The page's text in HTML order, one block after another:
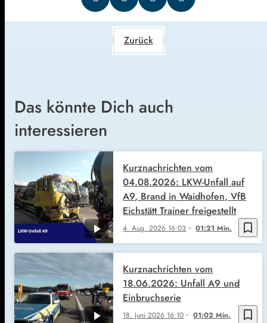
Zurück
Das könnte Dich auch
interessieren
bookmark_border
4. Aug. 2026 16:03 01:21 Min.
Kurznachrichten vom
04.08.2026: LKW-Unfall auf
A9, Brand in Waidhofen, VfB
Eichstätt Trainer freigestellt
bookmark_border
18. Juni 2026 16:10 01:02 Min.
Kurznachrichten vom
18.06.2026: Unfall A9 und
Einbruchserie